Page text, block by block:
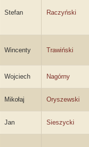
Stefan Raczyński
Wincenty Trawiński
Wojciech Nagórny
Mikołaj Oryszewski
Jan Sieszycki